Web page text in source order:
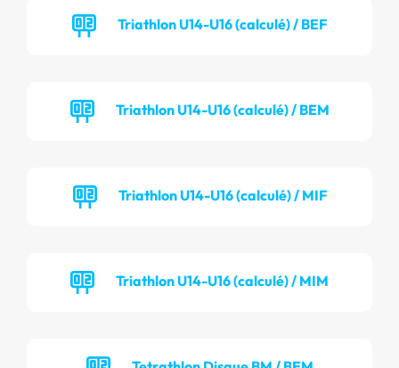
Triathlon U14-U16 (calculé) / BEF
Triathlon U14-U16 (calculé) / BEM
Triathlon U14-U16 (calculé) / MIF
Triathlon U14-U16 (calculé) / MIM